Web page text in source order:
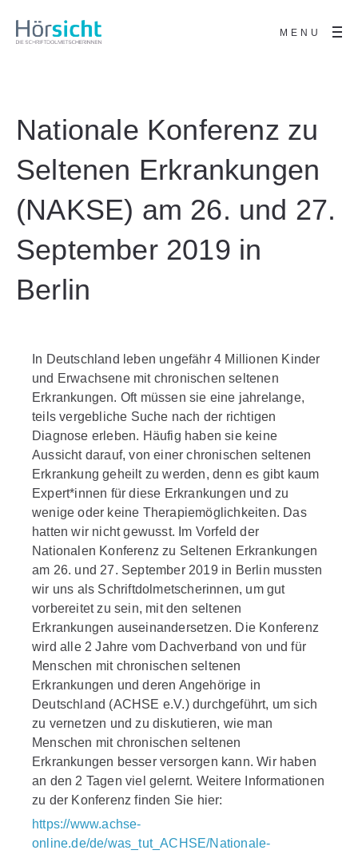
MENU
Nationale Konferenz zu
Seltenen Erkrankungen
(NAKSE) am 26. und 27.
September 2019 in
Berlin
In Deutschland leben ungefähr 4 Millionen Kinder
und Erwachsene mit chronischen seltenen
Erkrankungen. Oft müssen sie eine jahrelange,
teils vergebliche Suche nach der richtigen
Diagnose erleben. Häufig haben sie keine
Aussicht darauf, von einer chronischen seltenen
Erkrankung geheilt zu werden, denn es gibt kaum
Expert*innen für diese Erkrankungen und zu
wenige oder keine Therapiemöglichkeiten. Das
hatten wir nicht gewusst. Im Vorfeld der
Nationalen Konferenz zu Seltenen Erkrankungen
am 26. und 27. September 2019 in Berlin mussten
wir uns als Schriftdolmetscherinnen, um gut
vorbereitet zu sein, mit den seltenen
Erkrankungen auseinandersetzen. Die Konferenz
wird alle 2 Jahre vom Dachverband von und für
Menschen mit chronischen seltenen
Erkrankungen und deren Angehörige in
Deutschland (ACHSE e.V.) durchgeführt, um sich
zu vernetzen und zu diskutieren, wie man
Menschen mit chronischen seltenen
Erkrankungen besser versorgen kann. Wir haben
an den 2 Tagen viel gelernt. Weitere Informationen
zu der Konferenz finden Sie hier:
https://www.achse-
online.de/de/was_tut_ACHSE/Nationale-